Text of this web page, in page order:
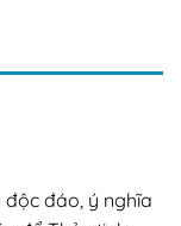
đáo, ý nghĩa